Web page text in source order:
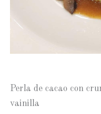
Perla de cacao con
vainilla